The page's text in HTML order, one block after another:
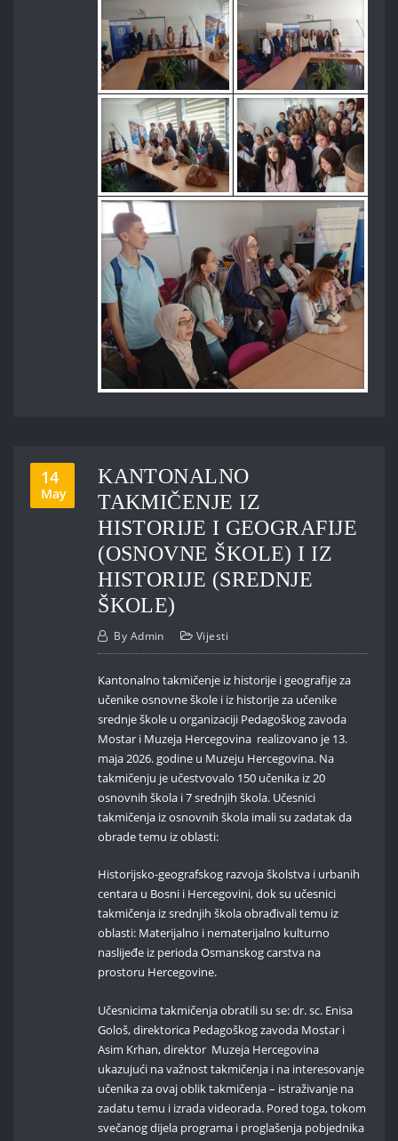
14
May
KANTONALNO
TAKMIČENJE IZ
HISTORIJE I GEOGRAFIJE
(OSNOVNE ŠKOLE) I IZ
HISTORIJE (SREDNJE
ŠKOLE)
By Admin Vijesti
Kantonalno takmičenje iz historije i geografije za
učenike osnovne škole i iz historije za učenike
srednje škole u organizaciji Pedagoškog zavoda
Mostar i Muzeja Hercegovina realizovano je 13.
maja 2026. godine u Muzeju Hercegovina. Na
takmičenju je učestvovalo 150 učenika iz 20
osnovnih škola i 7 srednjih škola. Učesnici
takmičenja iz osnovnih škola imali su zadatak da
obrade temu iz oblasti:
Historijsko‑geografskog razvoja školstva i urbanih
centara u Bosni i Hercegovini, dok su učesnici
takmičenja iz srednjih škola obrađivali temu iz
oblasti: Materijalno i nematerijalno kulturno
naslijeđe iz perioda Osmanskog carstva na
prostoru Hercegovine.
Učesnicima takmičenja obratili su se: dr. sc. Enisa
Gološ, direktorica Pedagoškog zavoda Mostar i
Asim Krhan, direktor Muzeja Hercegovina
ukazujući na važnost takmičenja i na interesovanje
učenika za ovaj oblik takmičenja – istraživanje na
zadatu temu i izrada videorada. Pored toga, tokom
svečanog dijela programa i proglašenja pobjednika